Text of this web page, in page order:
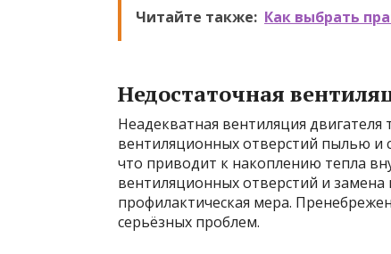
Читайте также: Как выбрать
Недостаточная
Неадекватная вентиляция двигателя
вентиляционных отверстий пылью и
что приводит к накоплению тепла
вентиляционных отверстий и
профилактическая мера.
серьёзных проблем.